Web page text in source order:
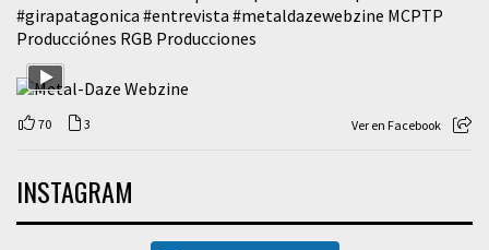
#girapatagonica #entrevista #metaldazewebzine MCPTP
Producciónes RGB Producciones
70 3 Ver en Facebook
INSTAGRAM